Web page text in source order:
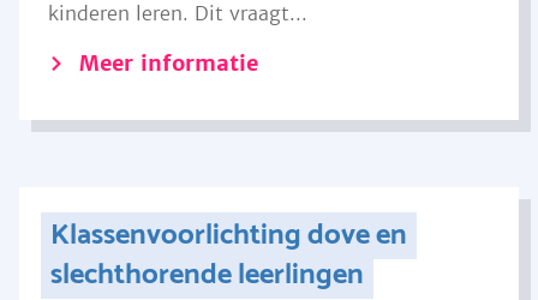
kinderen leren. Dit vraagt...
Meer informatie
Klassenvoorlichting dove en
slechthorende leerlingen